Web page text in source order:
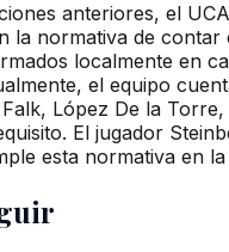
anteriores, el
la normativa de contar
localmente en
el equipo
López De la Torre,
El jugador
esta normativa en la